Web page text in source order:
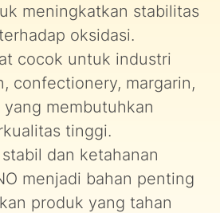
meningkatkan stabilitas
oksidasi.
cocok untuk industri
confectionery, margarin,
membutuhkan
tinggi.
dan ketahanan
menjadi bahan penting
produk yang tahan